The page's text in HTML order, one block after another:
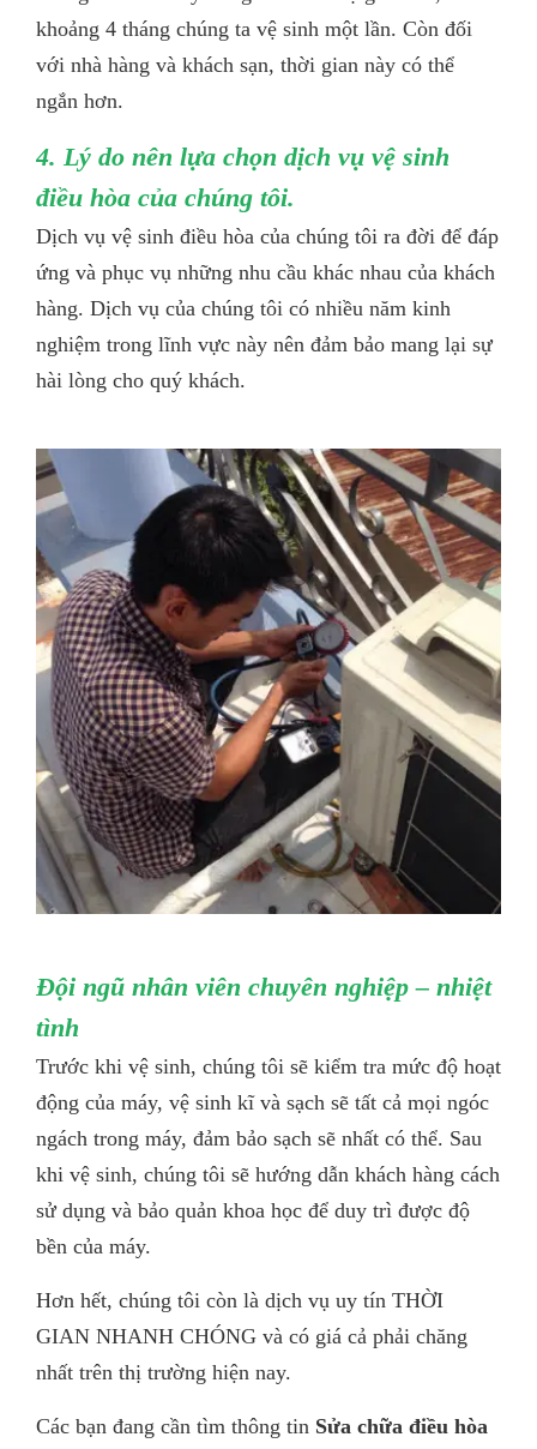
khoảng 4 tháng chúng ta vệ sinh một lần. Còn đối
với nhà hàng và khách sạn, thời gian này có thể
ngắn hơn.
4. Lý do nên lựa chọn dịch vụ vệ sinh
điều hòa của chúng tôi.
Dịch vụ vệ sinh điều hòa của chúng tôi ra đời để đáp
ứng và phục vụ những nhu cầu khác nhau của khách
hàng. Dịch vụ của chúng tôi có nhiều năm kinh
nghiệm trong lĩnh vực này nên đảm bảo mang lại sự
hài lòng cho quý khách.
Đội ngũ nhân viên chuyên nghiệp – nhiệt
tình
Trước khi vệ sinh, chúng tôi sẽ kiểm tra mức độ hoạt
động của máy, vệ sinh kĩ và sạch sẽ tất cả mọi ngóc
ngách trong máy, đảm bảo sạch sẽ nhất có thể. Sau
khi vệ sinh, chúng tôi sẽ hướng dẫn khách hàng cách
sử dụng và bảo quản khoa học để duy trì được độ
bền của máy.
Hơn hết, chúng tôi còn là dịch vụ uy tín THỜI
GIAN NHANH CHÓNG và có giá cả phải chăng
nhất trên thị trường hiện nay.
Các bạn đang cần tìm thông tin Sửa chữa điều hòa